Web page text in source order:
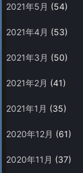
2021年5月 (54)
2021年4月 (53)
2021年3月 (50)
2021年2月 (41)
2021年1月 (35)
2020年12月 (61)
2020年11月 (37)